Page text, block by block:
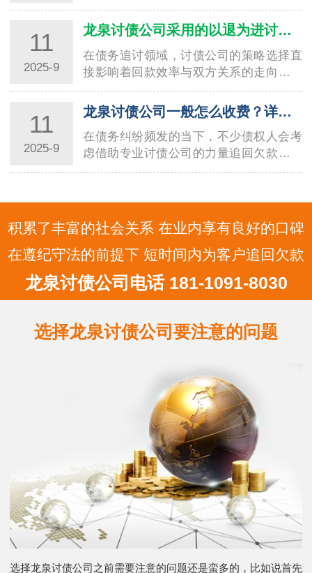
具的熟练运用，直接决定了回款效率与合
规性。温州讨债公司在长期服务本地企业
与个人的过程中，积累了丰富的法律程序
讨债经…
11
2025-9
龙泉讨债公司采用的以退为进讨债方法分析
在债务追讨领域，讨债公司的策略选择直
接影响着回款效率与双方关系的走向。其
中，“以退为进” 作为一种兼具灵活性与策
略性的方法，被不少专业讨债公司广泛应
用，温州讨债公司在这一方法的实践中便
积…
11
2025-9
龙泉讨债公司一般怎么收费？详细解读收费标准
在债务纠纷频发的当下，不少债权人会考
虑借助专业讨债公司的力量追回欠款，而
收费标准往往是大家关注的核心问题。不
在差异，宁波讨债公司作为当地债务催收
领域的…
积累了丰富的社会关系 在业内享有良好的口碑
在遵纪守法的前提下 短时间内为客户追回欠款
龙泉讨债公司电话 181-1091-8030
选择龙泉讨债公司要注意的问题
选择龙泉讨债公司之前需要注意的问题还是蛮多的，比如说首先